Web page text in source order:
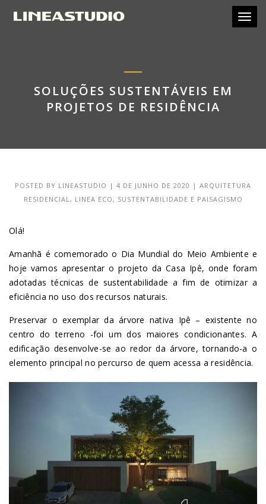
SOLUÇÕES SUSTENTÁVEIS EM
PROJETOS DE RESIDÊNCIA
POSTED BY LINEASTUDIO | 4 DE JUNHO DE 2020 | ARQUITETURA
RESIDENCIAL, LINEA ECO, SUSTENTABILIDADE E PAISAGISMO
Olá!
Amanhã é comemorado o Dia Mundial do Meio Ambiente e
hoje vamos apresentar o projeto da Casa Ipê, onde foram
adotadas técnicas de sustentabilidade a fim de otimizar a
eficiência no uso dos recursos naturais.
Preservar o exemplar da árvore nativa Ipê – existente no
centro do terreno -foi um dos maiores condicionantes. A
edificação desenvolve-se ao redor da árvore, tornando-a o
elemento principal no percurso de quem acessa a residência.